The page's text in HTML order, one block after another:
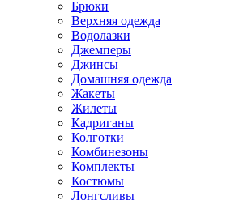
Брюки
Верхняя одежда
Водолазки
Джемперы
Джинсы
Домашняя одежда
Жакеты
Жилеты
Кадриганы
Колготки
Комбинезоны
Комплекты
Костюмы
Лонгсливы